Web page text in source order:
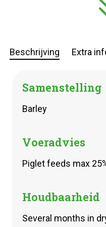
Beschrijving Extra
Samenstelling
Barley
Voeradvies
Piglet feeds max
Houdbaarheid
Several months in